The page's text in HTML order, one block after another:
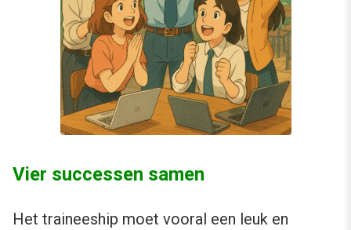
Vier successen samen
Het traineeship moet vooral een leuk en